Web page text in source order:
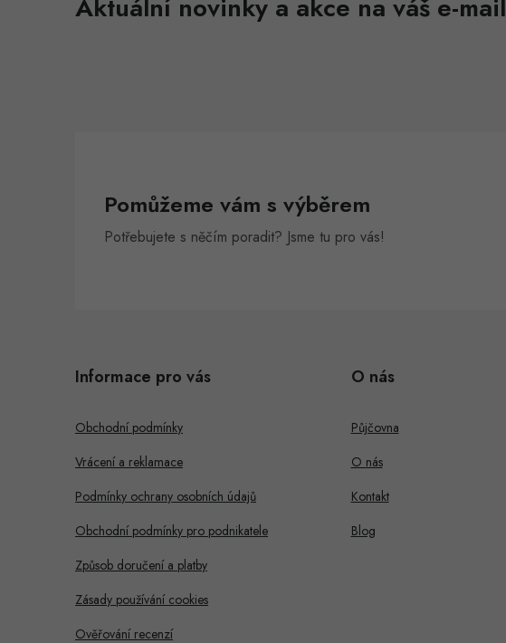
d
u
Pomůžeme vám s výběrem
Potřebujete s něčím poradit? Jsme tu pro vás!
Informace pro vás
Obchodní podmínky
Vrácení a reklamace
Podmínky ochrany osobních údajů
Obchodní podmínky pro podnikatele
Způsob doručení a platby
Zásady používání cookies
Ověřování recenzí
O nás
Půjčovna
O nás
Kontakt
Blog